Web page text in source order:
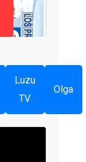
Luzu
TV
Olga